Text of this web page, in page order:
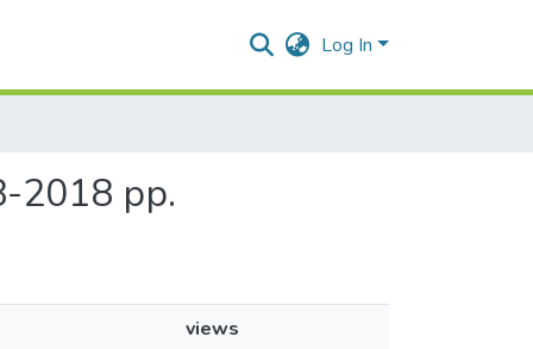
Log In
2018 рр.
views